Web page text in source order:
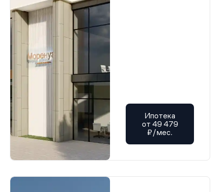
Ипотека
от 49 479
₽/мес.